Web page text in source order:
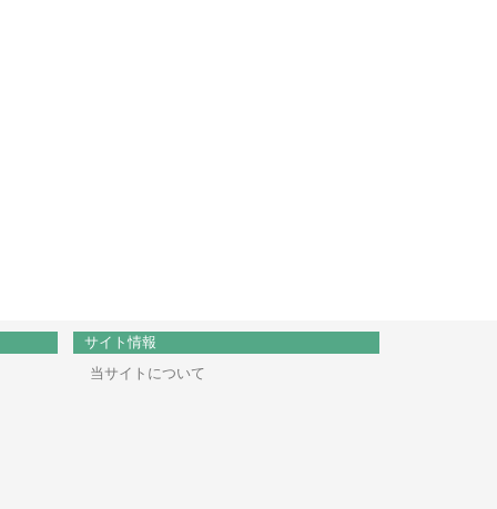
サイト情報
当サイトについて